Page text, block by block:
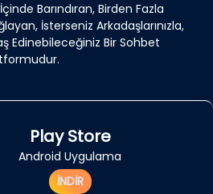
Barındıran, Birden Fazla
İsterseniz Arkadaşlarınızla,
Edinebileceğiniz Bir Sohbet
Play Store
Android Uygulama
İNDİR